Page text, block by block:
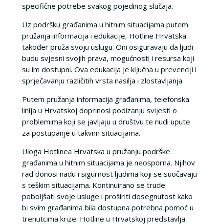
specifične potrebe svakog pojedinog slučaja.
Uz podršku građanima u hitnim situacijama putem
pružanja informacija i edukacije, Hotline Hrvatska
također pruža svoju uslugu. Oni osiguravaju da ljudi
budu svjesni svojih prava, mogućnosti i resursa koji
su im dostupni. Ova edukacija je ključna u prevenciji i
sprječavanju različitih vrsta nasilja i zlostavljanja.
Putem pružanja informacija građanima, telefonska
linija u Hrvatskoj doprinosi podizanju svijesti o
problemima koji se javljaju u društvu te nudi upute
za postupanje u takvim situacijama.
Uloga Hotlinea Hrvatska u pružanju podrške
građanima u hitnim situacijama je neosporna. Njihov
rad donosi nadu i sigurnost ljudima koji se suočavaju
s teškim situacijama. Kontinuirano se trude
poboljšati svoje usluge i proširiti dosegnutost kako
bi svim građanima bila dostupna potrebna pomoć u
trenutcima krize. Hotline u Hrvatskoj predstavlja